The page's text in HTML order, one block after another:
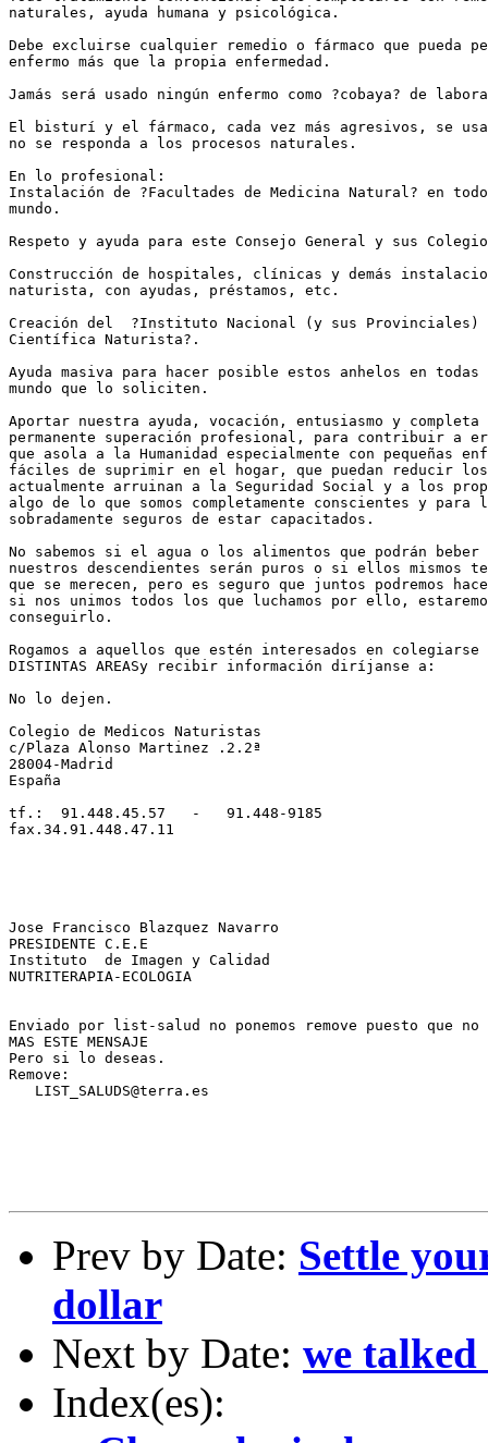
naturales, ayuda humana y psicológica.
Debe excluirse cualquier remedio o fármaco que pueda
enfermo más que la propia enfermedad.
Jamás será usado ningún enfermo como ?cobaya? de
El bisturí y el fármaco, cada vez más agresivos, se
no se responda a los procesos naturales.
En lo profesional:
Instalación de ?Facultades de Medicina Natural? en
mundo.
Respeto y ayuda para este Consejo General y sus
Construcción de hospitales, clínicas y demás
naturista, con ayudas, préstamos, etc.
Creación del  ?Instituto Nacional (y sus
Científica Naturista?.
Ayuda masiva para hacer posible estos anhelos en
mundo que lo soliciten.
Aportar nuestra ayuda, vocación, entusiasmo y
permanente superación profesional, para contribuir
que asola a la Humanidad especialmente con pequeñas
fáciles de suprimir en el hogar, que puedan reducir
actualmente arruinan a la Seguridad Social y a los
algo de lo que somos completamente conscientes y para
sobradamente seguros de estar capacitados.
No sabemos si el agua o los alimentos que podrán beber
nuestros descendientes serán puros o si ellos mismos
que se merecen, pero es seguro que juntos podremos
si nos unimos todos los que luchamos por ello,
conseguirlo.
Rogamos a aquellos que estén interesados en colegiarse
DISTINTAS AREASy recibir información diríjanse a:
No lo dejen.
Colegio de Medicos Naturistas
c/Plaza Alonso Martinez .2.2ª
28004-Madrid
España
tf.:  91.448.45.57   -   91.448-9185
fax.34.91.448.47.11
Jose Francisco Blazquez Navarro
PRESIDENTE C.E.E
Instituto  de Imagen y Calidad
NUTRITERAPIA-ECOLOGIA
Enviado por list-salud no ponemos remove puesto que no
MAS ESTE MENSAJE
Pero si lo deseas.
Remove:
   LIST_SALUDS@terra.es
Prev by Date: Settle
dollar
Next by Date: we
Index(es):